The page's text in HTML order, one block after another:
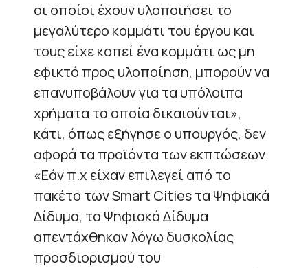
οι οποίοι έχουν υλοποιήσει το
μεγαλύτερο κομμάτι του έργου και
τους είχε κοπεί ένα κομμάτι ως μη
εφικτό προς υλοποίηση, μπορούν να
επανυποβάλουν για τα υπόλοιπα
χρήματα τα οποία δικαιούνται»,
κάτι, όπως εξήγησε ο υπουργός, δεν
αφορά τα προϊόντα των εκπτώσεων.
«Εάν π.χ είχαν επιλεγεί από το
πακέτο των Smart Cities τα Ψηφιακά
Δίδυμα, τα Ψηφιακά Δίδυμα
απεντάχθηκαν λόγω δυσκολίας
προσδιορισμού του